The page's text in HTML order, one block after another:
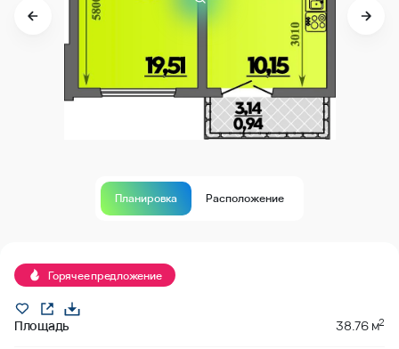
Планировка Расположение
Горячее предложение
Площадь 38.76 м2